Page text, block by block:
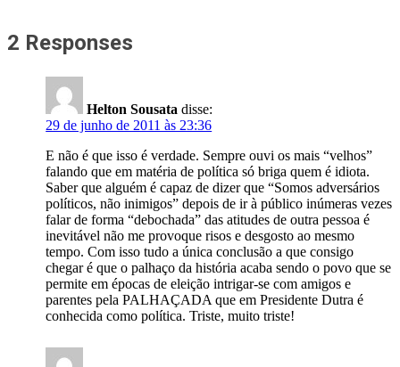
2 Responses
Helton Sousata disse:
29 de junho de 2011 às 23:36
E não é que isso é verdade. Sempre ouvi os mais “velhos”
falando que em matéria de política só briga quem é idiota.
Saber que alguém é capaz de dizer que “Somos adversários
políticos, não inimigos” depois de ir à público inúmeras vezes
falar de forma “debochada” das atitudes de outra pessoa é
inevitável não me provoque risos e desgosto ao mesmo
tempo. Com isso tudo a única conclusão a que consigo
chegar é que o palhaço da história acaba sendo o povo que se
permite em épocas de eleição intrigar-se com amigos e
parentes pela PALHAÇADA que em Presidente Dutra é
conhecida como política. Triste, muito triste!